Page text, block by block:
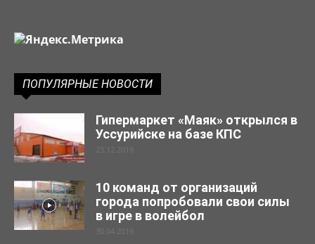
ПОПУЛЯРНЫЕ НОВОСТИ
Гипермаркет «Маяк» открылся в
Уссурийске на базе КПС
23.12.2019
10 команд от организаций
города попробовали свои силы
в игре в волейбол
30.04.2019